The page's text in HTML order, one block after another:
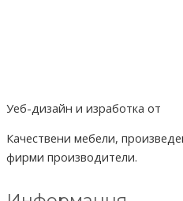
Уеб-дизайн и изработка от
Качествени мебели,
фирми производители.